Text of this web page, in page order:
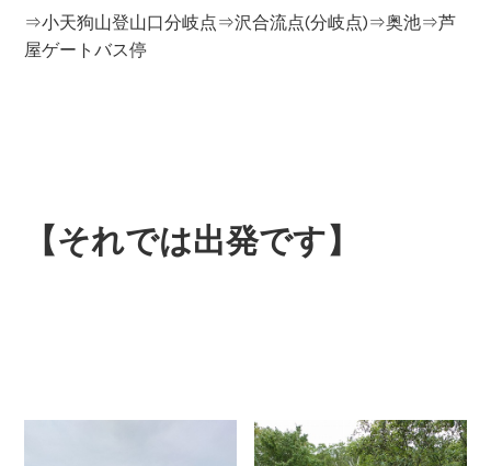
⇒小天狗山登山口分岐点⇒沢合流点(分岐点)⇒奥池⇒芦
屋ゲートバス停
【それでは出発です】